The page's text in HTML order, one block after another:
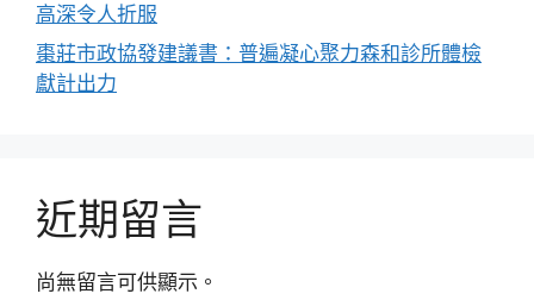
高深令人折服
棗莊市政協發建議書：普遍凝心聚力森和診所體檢
獻計出力
近期留言
尚無留言可供顯示。